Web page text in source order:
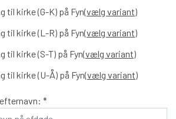
til kirke (G-K) på Fyn(vælg variant)
til kirke (L-R) på Fyn(vælg variant)
til kirke (S-T) på Fyn(vælg variant)
til kirke (U-Å) på Fyn(vælg variant)
*